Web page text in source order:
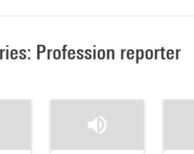
Profession reporter